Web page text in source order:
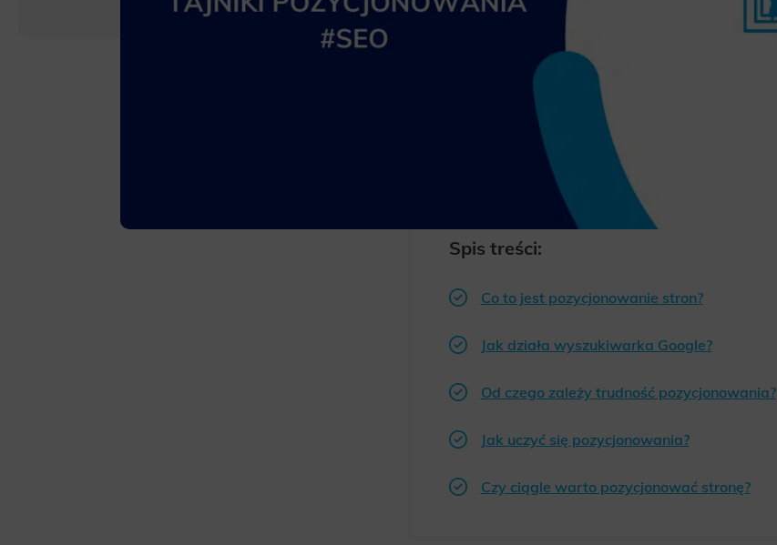
Spis treści:
Co to jest pozycjonowanie stron?
Jak działa wyszukiwarka Google?
Od czego zależy trudność pozycjonowania?
Jak uczyć się pozycjonowania?
Czy ciągle warto pozycjonować stronę?